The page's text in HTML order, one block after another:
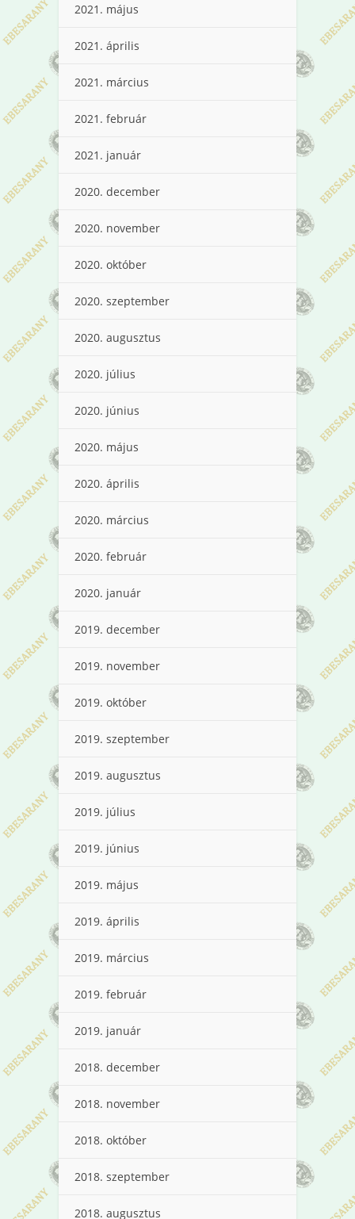
2021. május
2021. április
2021. március
2021. február
2021. január
2020. december
2020. november
2020. október
2020. szeptember
2020. augusztus
2020. július
2020. június
2020. május
2020. április
2020. március
2020. február
2020. január
2019. december
2019. november
2019. október
2019. szeptember
2019. augusztus
2019. július
2019. június
2019. május
2019. április
2019. március
2019. február
2019. január
2018. december
2018. november
2018. október
2018. szeptember
2018. augusztus